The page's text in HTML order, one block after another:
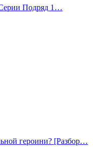
Подряд 1…
героини? [Разбор…